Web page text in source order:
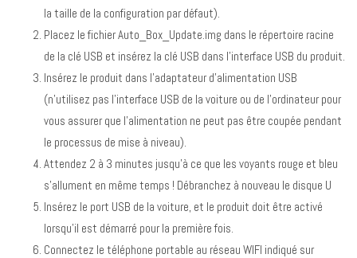
la taille de la configuration par défaut).
Placez le fichier Auto_Box_Update.img dans le répertoire racine
de la clé USB et insérez la clé USB dans l’interface USB du produit.
Insérez le produit dans l’adaptateur d’alimentation USB
(n’utilisez pas l’interface USB de la voiture ou de l’ordinateur pour
vous assurer que l’alimentation ne peut pas être coupée pendant
le processus de mise à niveau).
Attendez 2 à 3 minutes jusqu’à ce que les voyants rouge et bleu
s’allument en même temps ! Débranchez à nouveau le disque U
Insérez le port USB de la voiture, et le produit doit être activé
lorsqu’il est démarré pour la première fois.
Connectez le téléphone portable au réseau WIFI indiqué sur